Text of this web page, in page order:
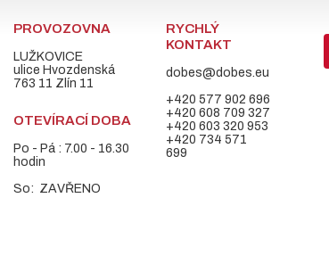
PROVOZOVNA
LUŽKOVICE
ulice Hvozdenská
763 11 Zlín 11
OTEVÍRACÍ DOBA
Po - Pá : 7.00 - 16.30
hodin
So: ZAVŘENO
RYCHLÝ
KONTAKT
dobes@dobes.eu
+420 577 902 696
+420 608 709 327
+420 603 320 953
+420 734 571
699